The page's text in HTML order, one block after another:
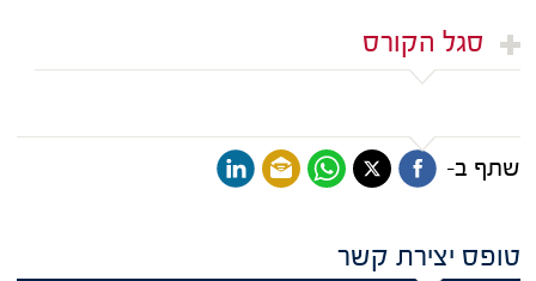
סגל הקורס
שתף ב-
טופס יצירת קשר